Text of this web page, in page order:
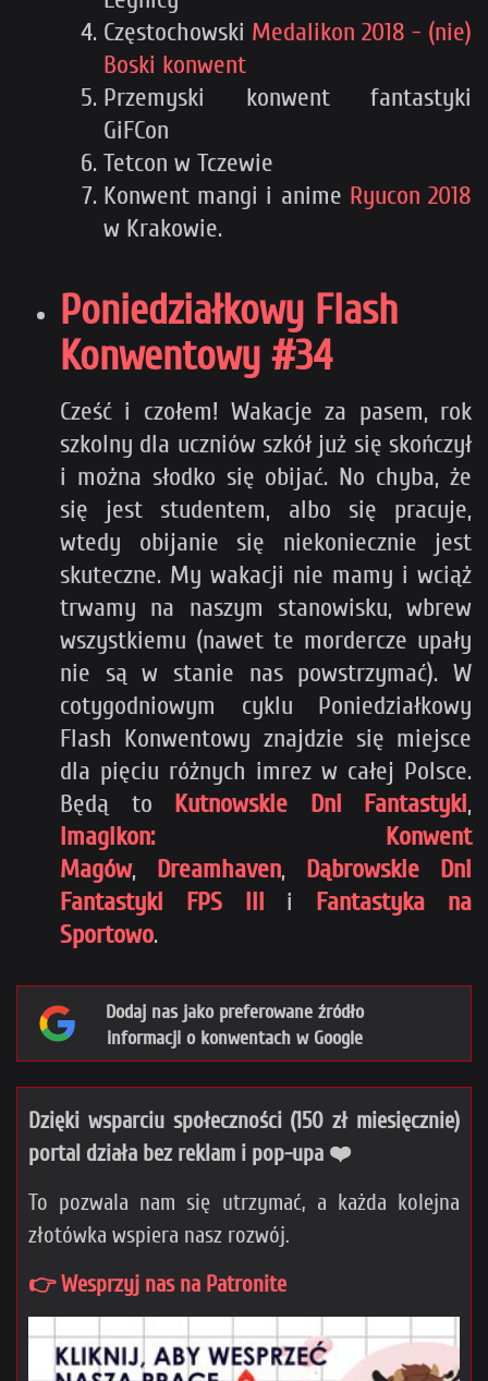
Częstochowski Medalikon 2018 - (nie)
Boski konwent
Przemyski konwent fantastyki
GiFCon
Tetcon w Tczewie
Konwent mangi i anime Ryucon 2018
w Krakowie.
Poniedziałkowy Flash
Konwentowy #34
Cześć i czołem! Wakacje za pasem, rok
szkolny dla uczniów szkół już się skończył
i można słodko się obijać. No chyba, że
się jest studentem, albo się pracuje,
wtedy obijanie się niekoniecznie jest
skuteczne. My wakacji nie mamy i wciąż
trwamy na naszym stanowisku, wbrew
wszystkiemu (nawet te mordercze upały
nie są w stanie nas powstrzymać). W
cotygodniowym cyklu Poniedziałkowy
Flash Konwentowy znajdzie się miejsce
dla pięciu różnych imrez w całej Polsce.
Będą to Kutnowskie Dni Fantastyki,
Imagikon: Konwent
Magów, Dreamhaven, Dąbrowskie Dni
Fantastyki FPS III i Fantastyka na
Sportowo.
Dodaj nas jako preferowane źródło
informacji o konwentach w Google
Dzięki wsparciu społeczności (150 zł miesięcznie)
portal działa bez reklam i pop-upa ❤️
To pozwala nam się utrzymać, a każda kolejna
złotówka wspiera nasz rozwój.
👉 Wesprzyj nas na Patronite